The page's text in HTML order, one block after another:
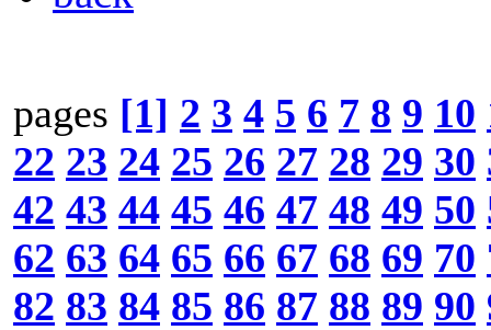
pages [1] 2 3 4 5 6 7 8 9 10
22 23 24 25 26 27 28 29 30
42 43 44 45 46 47 48 49 50
62 63 64 65 66 67 68 69 70
82 83 84 85 86 87 88 89 90